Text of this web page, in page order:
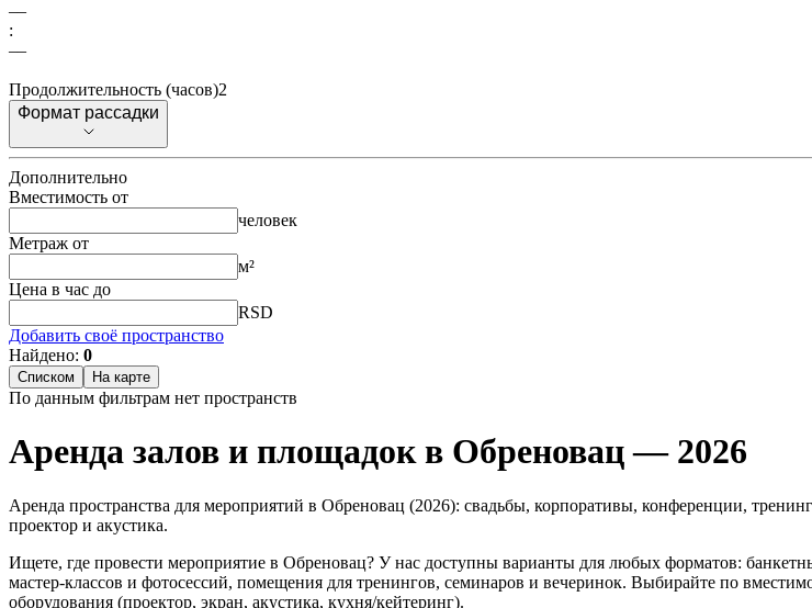
––
:
––
Продолжительность (часов)2
Формат рассадки
Формат рассадки
Дополнительно
Вместимость от
человек
Метраж от
м²
Цена в час до
RSD
Добавить своё пространство
Найдено: 0
Списком На карте
По данным фильтрам нет пространств
Аренда залов и площадок в Обреновац — 2026
Аренда пространства для мероприятий в Обреновац (2026): свадьбы, корпоративы, конференции,
проектор и акустика.
Ищете, где провести мероприятие в Обреновац? У нас доступны варианты для любых форматов:
мастер‑классов и фотосессий, помещения для тренингов, семинаров и вечеринок. Выбирайте по
оборудования (проектор, экран, акустика, кухня/кейтеринг).